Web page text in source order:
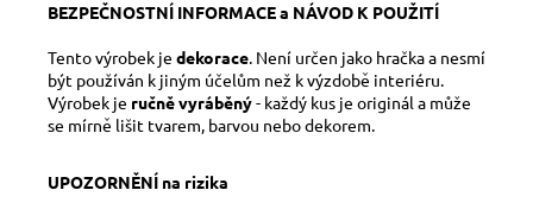
BEZPEČNOSTNÍ INFORMACE a NÁVOD K POUŽITÍ
Tento výrobek je dekorace. Není určen jako hračka a nesmí
být používán k jiným účelům než k výzdobě interiéru.
Výrobek je ručně vyráběný- každý kus je originál a může
se mírně lišit tvarem, barvou nebo dekorem.
UPOZORNĚNÍ na rizika